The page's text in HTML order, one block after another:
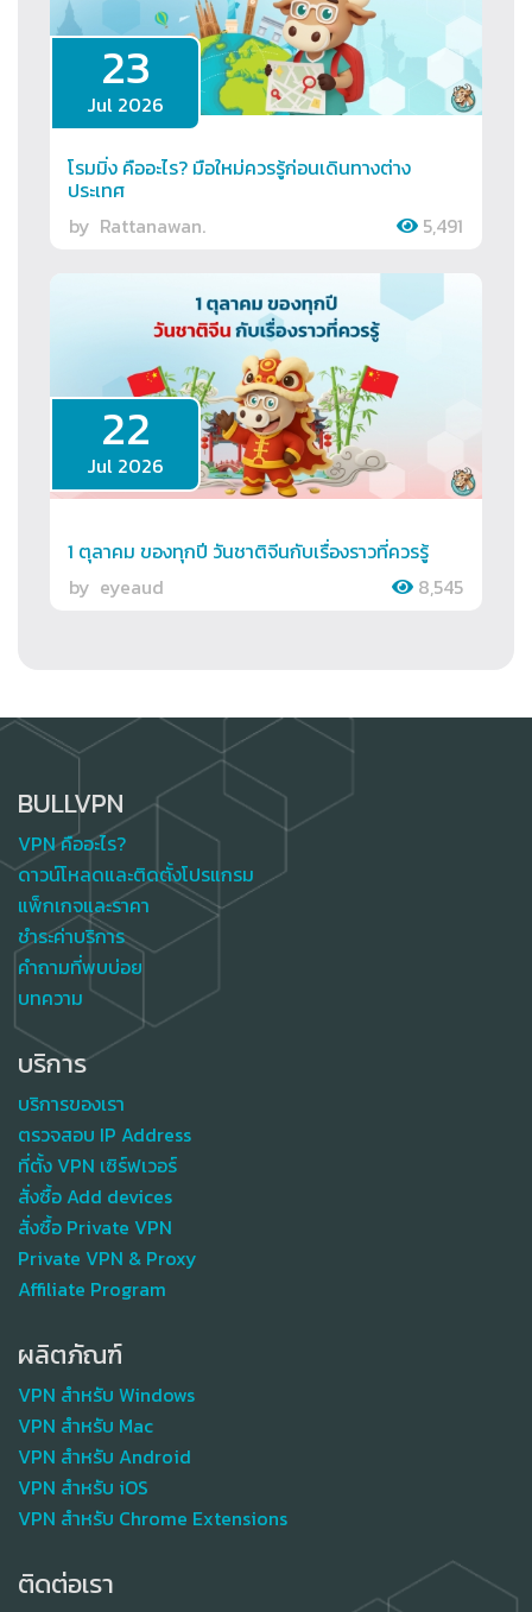
23
Jul 2026
โรมมิ่ง คืออะไร? มือใหม่ควรรู้ก่อนเดินทางต่าง
ประเทศ
by Rattanawan. 5,491
22
Jul 2026
1 ตุลาคม ของทุกปี วันชาติจีนกับเรื่องราวที่ควรรู้
by eyeaud 8,545
BULLVPN
VPN คืออะไร?
ดาวน์โหลดและติดตั้งโปรแกรม
แพ็กเกจและราคา
ชำระค่าบริการ
คำถามที่พบบ่อย
บทความ
บริการ
บริการของเรา
ตรวจสอบ IP Address
ที่ตั้ง VPN เซิร์ฟเวอร์
สั่งซื้อ Add devices
สั่งซื้อ Private VPN
Private VPN & Proxy
Affiliate Program
ผลิตภัณฑ์
VPN สำหรับ Windows
VPN สำหรับ Mac
VPN สำหรับ Android
VPN สำหรับ iOS
VPN สำหรับ Chrome Extensions
ติดต่อเรา